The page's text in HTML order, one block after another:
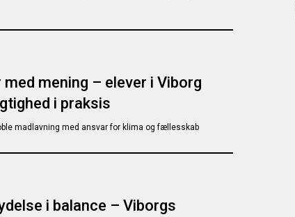
mening – elever i Viborg
i praksis
madlavning med ansvar for klima og fællesskab
i balance – Viborgs